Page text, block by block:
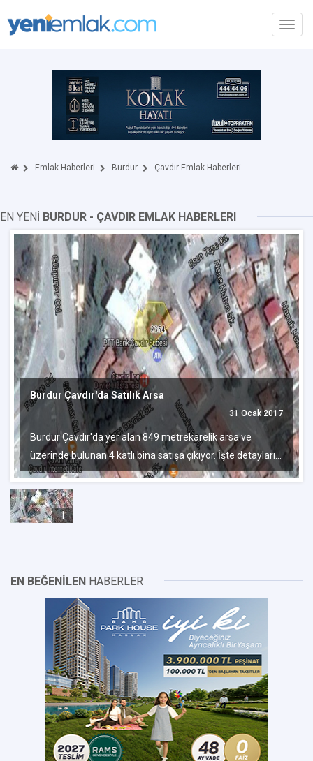
Emlak Haberleri Burdur Çavdır Emlak Haberleri
EN YENİ BURDUR - ÇAVDIR EMLAK HABERLERI
Burdur Çavdır'da Satılık Arsa
31 Ocak 2017
Burdur Çavdır'da yer alan 849 metrekarelik arsa ve
üzerinde bulunan 4 katlı bina satışa çıkıyor. İşte detayları...
1
EN BEĞENİLEN HABERLER